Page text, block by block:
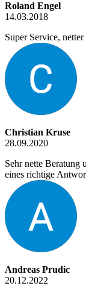
Roland Engel
14.03.2018
Super Service,
Christian Kruse
28.09.2020
Sehr nette Beratung
eines richtige
Andreas Prudic
20.12.2022